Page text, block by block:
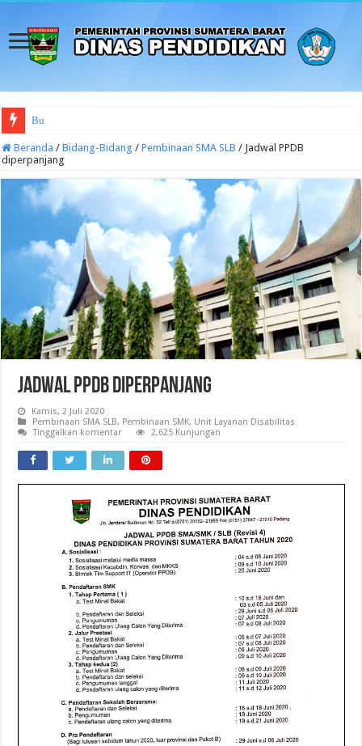
Budaya Sekolah Aman da
Beranda / Bidang-Bidang / Pembinaan SMA SLB / Jadwal PPDB
diperpanjang
Jadwal PPDB diperpanjang
Kamis, 2 Juli 2020
Pembinaan SMA SLB, Pembinaan SMK, Unit Layanan Disabilitas
Tinggalkan komentar
2,625 Kunjungan